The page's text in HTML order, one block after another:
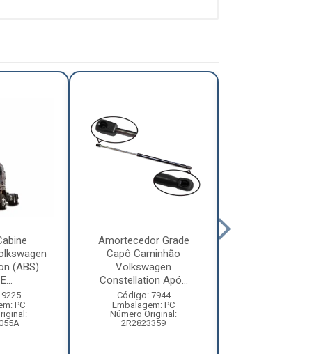
(ABS)
PC
Amortecedor Grade
Capô Caminhão
Volkswagen
Constellation Apó...
Código: 7944
Embalagem: PC
Número Original:
2R2823359